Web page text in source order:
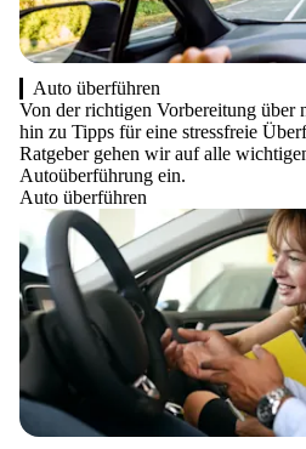
Auto überführen
Von der richtigen Vorbereitung über
hin zu Tipps für eine stressfreie
Ratgeber gehen wir auf alle
Autoüberführung ein.
Auto überführen